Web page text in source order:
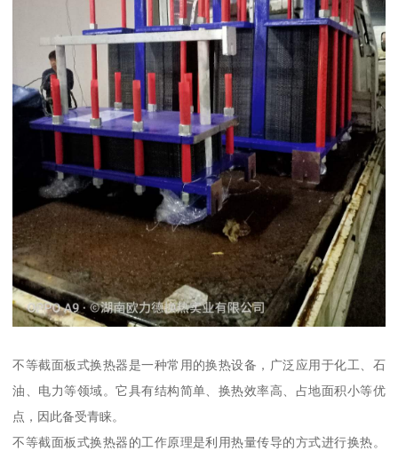
不等截面板式换热器是一种常用的换热设备，广泛应用于化工、石
油、电力等领域。它具有结构简单、换热效率高、占地面积小等优
点，因此备受青睐。
不等截面板式换热器的工作原理是利用热量传导的方式进行换热。